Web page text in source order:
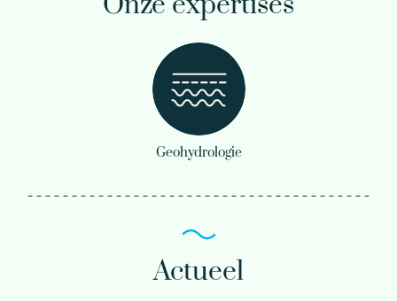
Geohydrologie
Actueel